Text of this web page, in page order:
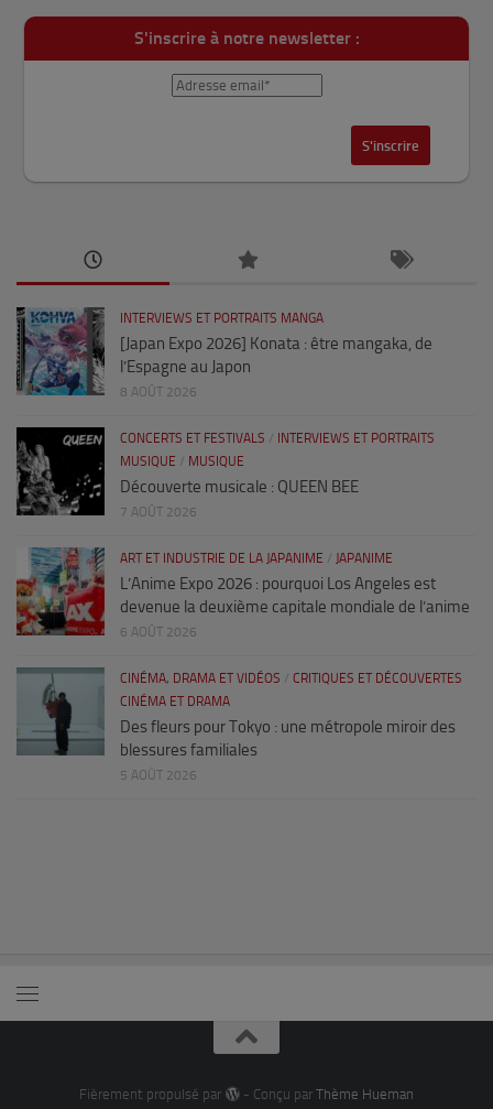
S'inscrire à notre newsletter :
INTERVIEWS ET PORTRAITS MANGA
[Japan Expo 2026] Konata : être mangaka, de
l’Espagne au Japon
8 AOÛT 2026
CONCERTS ET FESTIVALS / INTERVIEWS ET PORTRAITS
MUSIQUE / MUSIQUE
Découverte musicale : QUEEN BEE
7 AOÛT 2026
ART ET INDUSTRIE DE LA JAPANIME / JAPANIME
L’Anime Expo 2026 : pourquoi Los Angeles est
devenue la deuxième capitale mondiale de l’anime
6 AOÛT 2026
CINÉMA, DRAMA ET VIDÉOS / CRITIQUES ET DÉCOUVERTES
CINÉMA ET DRAMA
Des fleurs pour Tokyo : une métropole miroir des
blessures familiales
5 AOÛT 2026
Fièrement propulsé par - Conçu par Thème Hueman